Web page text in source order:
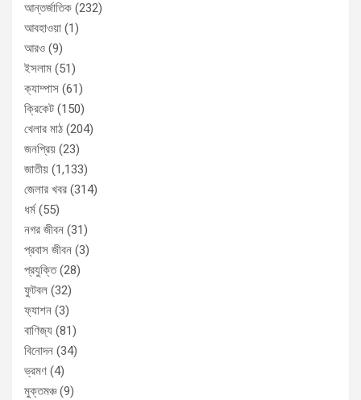
আন্তর্জাতিক (232)
আবহাওয়া (1)
আরও (9)
ইসলাম (51)
ক্যাম্পাস (61)
ক্রিকেট (150)
খেলার মাঠ (204)
জনপ্রিয় (23)
জাতীয় (1,133)
জেলার খবর (314)
ধর্ম(55)
নগর জীবন (31)
প্রবাস জীবন (3)
প্রযুক্তি(28)
ফুটবল (32)
ফ্যাশন (3)
বাণিজ্য (81)
বিনোদন (34)
ভ্রমণ (4)
মুক্তমঞ্চ(9)